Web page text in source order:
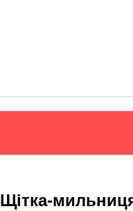
Щітка-